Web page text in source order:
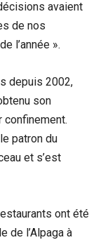
avaient
de nos
l’année ».
depuis 2002,
son
confinement.
patron du
et s’est
ont été
de l’Alpaga à